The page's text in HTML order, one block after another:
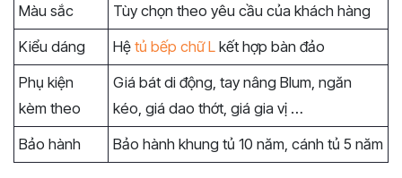
Màu sắc
Tùy chọn theo yêu cầu của khách hàng
Kiểu dáng
Hệ tủ bếp chữ L kết hợp bàn đảo
Phụ kiện
kèm theo
Giá bát di động, tay nâng Blum, ngăn
kéo, giá dao thớt, giá gia vị …
Bảo hành
Bảo hành khung tủ 10 năm, cánh tủ 5 năm